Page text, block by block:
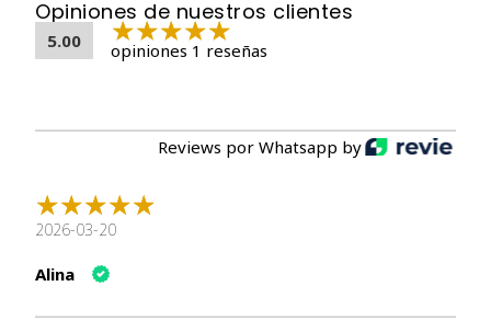
📋 Composición
aceite de anchoveta, minerales.
Vitamina E: 1.000 mg/kg
Opiniones de nuestros clientes
5.00 opiniones 1 reseñas
Reviews por Whatsapp by
2026-03-20
Alina